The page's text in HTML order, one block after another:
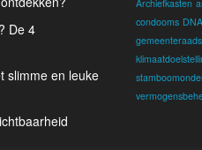
De 4
slimme en leuke
Archiefkasten
condooms